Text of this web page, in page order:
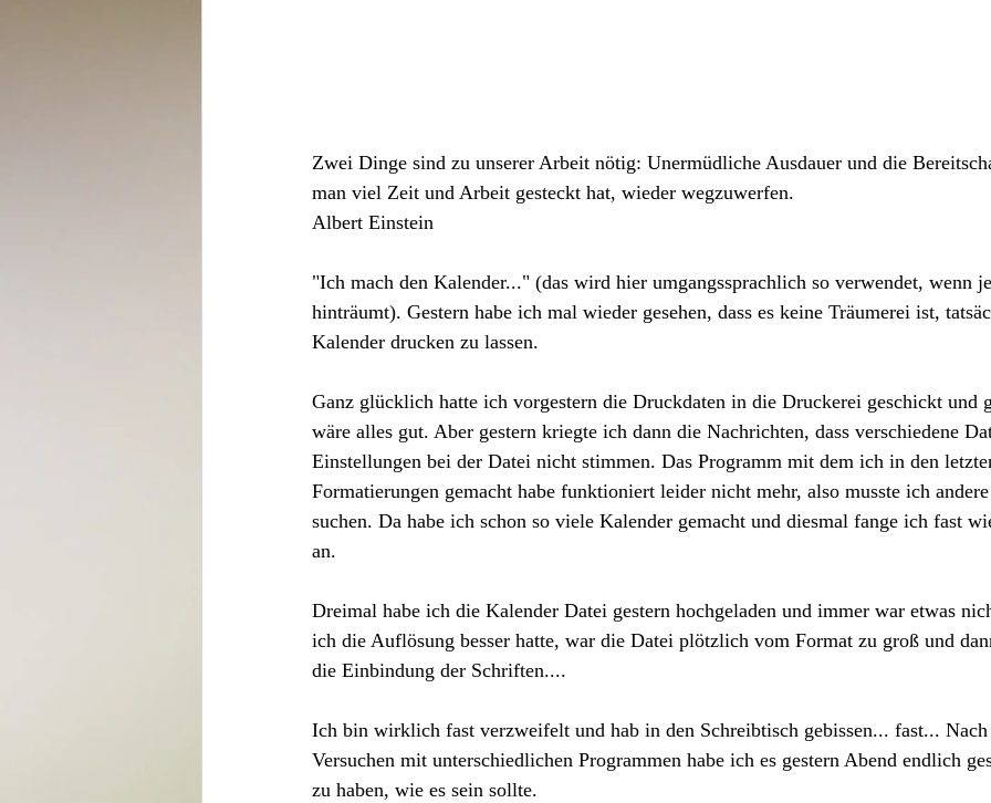
Zwei Dinge sind zu unserer Arbeit nötig: Unermüdliche Ausdauer und die
man viel Zeit und Arbeit gesteckt hat, wieder wegzuwerfen.
Albert Einstein
"Ich mach den Kalender..." (das wird hier umgangssprachlich so verwendet, wenn
hinträumt). Gestern habe ich mal wieder gesehen, dass es keine Träumerei ist,
Kalender drucken zu lassen.
Ganz glücklich hatte ich vorgestern die Druckdaten in die Druckerei geschickt und
wäre alles gut. Aber gestern kriegte ich dann die Nachrichten, dass verschiedene
Einstellungen bei der Datei nicht stimmen. Das Programm mit dem ich in den
Formatierungen gemacht habe funktioniert leider nicht mehr, also musste ich
suchen. Da habe ich schon so viele Kalender gemacht und diesmal fange ich fast
an.
Dreimal habe ich die Kalender Datei gestern hochgeladen und immer war etwas
ich die Auflösung besser hatte, war die Datei plötzlich vom Format zu groß und
die Einbindung der Schriften....
Ich bin wirklich fast verzweifelt und hab in den Schreibtisch gebissen... fast...
Versuchen mit unterschiedlichen Programmen habe ich es gestern Abend endlich
zu haben, wie es sein sollte.